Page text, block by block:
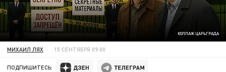
КОЛЛАЖ ЦАРЬГРАДА
МИХАИЛ ЛЯХ 15 СЕНТЯБРЯ 09:00
ПОДПИШИТЕСЬ: